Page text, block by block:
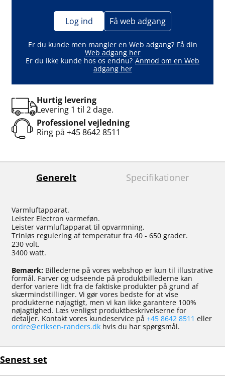
Log ind Få web adgang
Er du kunde men mangler en Web adgang? Få din
Web adgang her
Er du ikke kunde hos os endnu? Anmod om en Web
adgang her
Hurtig levering
Levering 1 til 2 dage.
Professionel vejledning
Ring på +45 8642 8511
Generelt Specifikationer
Varmluftapparat.
Leister Electron varmeføn.
Leister varmluftapparat til opvarmning.
Trinløs regulering af temperatur fra 40 - 650 grader.
230 volt.
3400 watt.
Bemærk: Billederne på vores webshop er kun til illustrative
formål. Farver og udseende på produktbillederne kan
derfor variere lidt fra de faktiske produkter på grund af
skærmindstillinger. Vi gør vores bedste for at vise
produkterne nøjagtigt, men vi kan ikke garantere 100%
nøjagtighed. Læs venligst produktbeskrivelserne for
detaljer. Kontakt vores kundeservice på +45 8642 8511 eller
ordre@eriksen-randers.dk hvis du har spørgsmål.
Senest set